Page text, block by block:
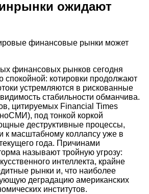
ожидают
финансовые рынки может
финансовых рынков сегодня
спокойной: котировки продолжают
устремляются в рискованные
стабильности обманчива.
цитируемых Financial Times
под тонкой коркой
деструктивные процессы,
к масштабному коллапсу уже в
года. Причинами
называют тройную угрозу:
интеллекта, крайне
рынки и, что наиболее
деградацию американских
институтов.